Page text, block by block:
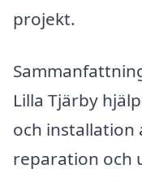
projekt.
Lilla Tjärby
och installation
reparation och